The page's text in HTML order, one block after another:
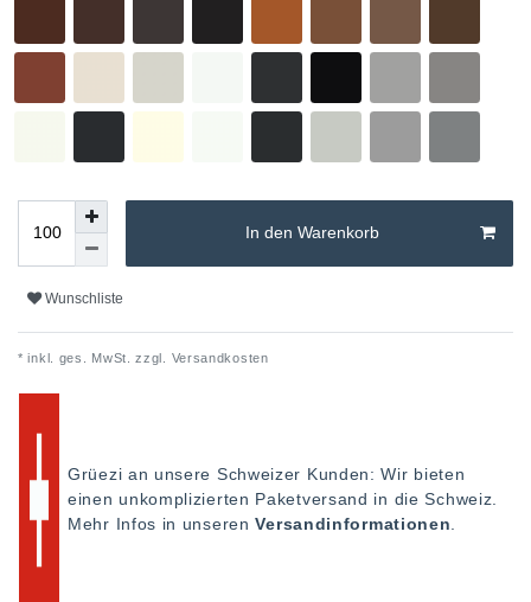
In den Warenkorb
Wunschliste
* inkl. ges. MwSt. zzgl. Versandkosten
Grüezi an unsere Schweizer Kunden: Wir bieten
einen unkomplizierten Paketversand in die Schweiz.
Mehr Infos in unserenVersandinformationen